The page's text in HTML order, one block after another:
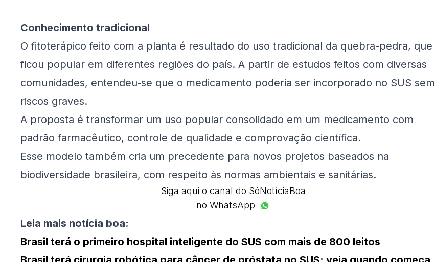
Conhecimento tradicional
O fitoterápico feito com a planta é resultado do uso tradicional da quebra-pedra, que
ficou popular em diferentes regiões do país. A partir de estudos feitos com diversas
comunidades, entendeu-se que o medicamento poderia ser incorporado no SUS sem
riscos graves.
A proposta é transformar um uso popular consolidado em um medicamento com
padrão farmacêutico, controle de qualidade e comprovação científica.
Esse modelo também cria um precedente para novos projetos baseados na
biodiversidade brasileira, com respeito às normas ambientais e sanitárias.
Siga aqui o canal do SóNotíciaBoa
no WhatsApp
Leia mais notícia boa:
Brasil terá o primeiro hospital inteligente do SUS com mais de 800 leitos